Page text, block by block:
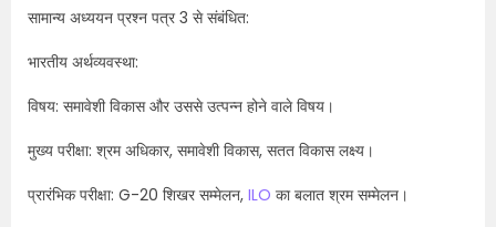
सामान्य अध्ययन प्रश्न पत्र 3 से संबंधित:
भारतीय अर्थव्यवस्था:
विषय: समावेशी विकास और उससे उत्पन्न होने वाले विषय।
मुख्य परीक्षा: श्रम अधिकार, समावेशी विकास, सतत विकास लक्ष्य।
प्रारंभिक परीक्षा: G-20 शिखर सम्मेलन, ILO का बलात श्रम सम्मेलन।